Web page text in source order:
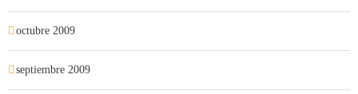
octubre 2009
septiembre 2009